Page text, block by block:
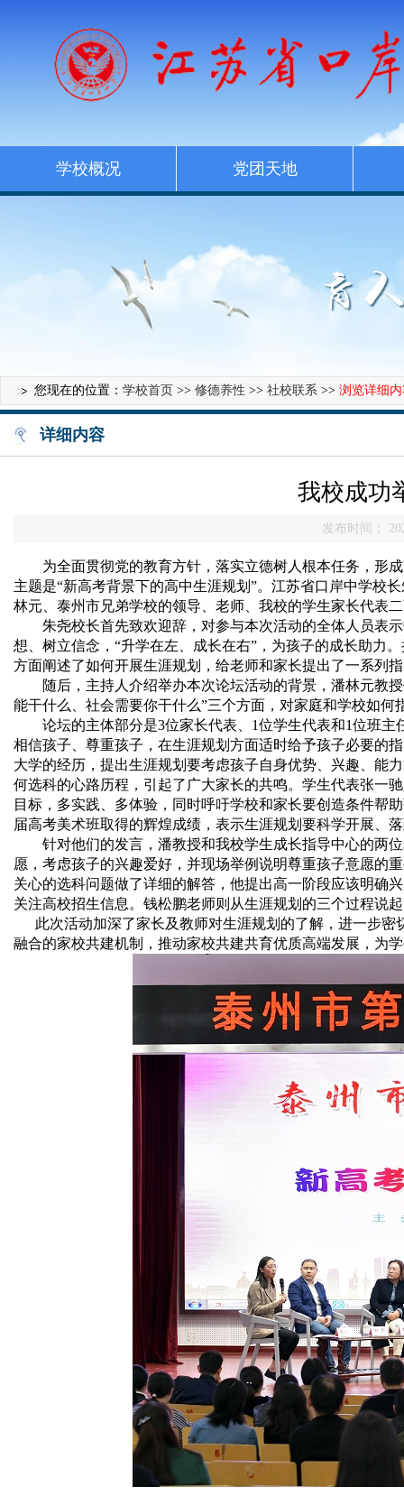
学校概况 党团天地
您现在的位置： 学校首页 >> 修德养性 >> 社校联系 >> 浏览详细
详细内容
我校成功
发布时间：
为全面贯彻党的教育方针，落实立德树人根本任务，形
主题是“新高考背景下的高中生涯规划”。江苏省口岸中学校
林元、泰州市兄弟学校的领导、老师、我校的学生家长代表
朱尧校长首先致欢迎辞，对参与本次活动的全体人员表
想、树立信念，“升学在左、成长在右”，为孩子的成长助力
方面阐述了如何开展生涯规划，给老师和家长提出了一系列
随后，主持人介绍举办本次论坛活动的背景，潘林元教
能干什么、社会需要你干什么”三个方面，对家庭和学校如
论坛的主体部分是3位家长代表、 1位学生代表和1位班主
相信孩子、尊重孩子，在生涯规划方面适时给予孩子必要的
大学的经历，提出生涯规划要考虑孩子自身优势、兴趣、能
何选科的心路历程，引起了广大家长的共鸣。学生代表张一
目标，多实践、多体验，同时呼吁学校和家长要创造条件帮
届高考美术班取得的辉煌成绩，表示生涯规划要科学开展、
针对他们的发言，潘教授和我校学生成长指导中心的两
愿，考虑孩子的兴趣爱好，并现场举例说明尊重孩子意愿的
关心的选科问题做了详细的解答，他提出高一阶段应该明确
关注高校招生信息。钱松鹏老师则从生涯规划的三个过程说
此次活动加深了家长及教师对生涯规划的了解，进一步密
融合的家校共建机制，推动家校共建共育优质高端发展，为